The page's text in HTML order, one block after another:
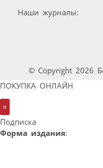
Наши журналы:
© Copyright 2026
ПОКУПКА ОНЛАЙН
×
Подписка
Форма издания: